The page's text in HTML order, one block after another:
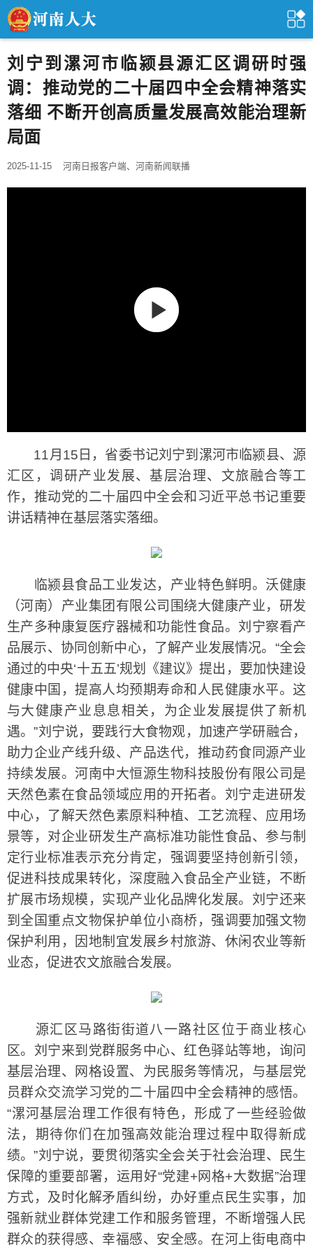
刘宁到漯河市临颍县源汇区调研时强
调：推动党的二十届四中全会精神落实
落细 不断开创高质量发展高效能治理新
局面
2025-11-15 河南日报客户端、河南新闻联播
11月15日，省委书记刘宁到漯河市临颍县、源
汇区，调研产业发展、基层治理、文旅融合等工
作，推动党的二十届四中全会和习近平总书记重要
讲话精神在基层落实落细。
临颍县食品工业发达，产业特色鲜明。沃健康
（河南）产业集团有限公司围绕大健康产业，研发
生产多种康复医疗器械和功能性食品。刘宁察看产
品展示、协同创新中心，了解产业发展情况。“全会
通过的中央‘十五五’规划《建议》提出，要加快建设
健康中国，提高人均预期寿命和人民健康水平。这
与大健康产业息息相关，为企业发展提供了新机
遇。”刘宁说，要践行大食物观，加速产学研融合，
助力企业产线升级、产品迭代，推动药食同源产业
持续发展。河南中大恒源生物科技股份有限公司是
天然色素在食品领域应用的开拓者。刘宁走进研发
中心，了解天然色素原料种植、工艺流程、应用场
景等，对企业研发生产高标准功能性食品、参与制
定行业标准表示充分肯定，强调要坚持创新引领，
促进科技成果转化，深度融入食品全产业链，不断
扩展市场规模，实现产业化品牌化发展。刘宁还来
到全国重点文物保护单位小商桥，强调要加强文物
保护利用，因地制宜发展乡村旅游、休闲农业等新
业态，促进农文旅融合发展。
源汇区马路街街道八一路社区位于商业核心
区。刘宁来到党群服务中心、红色驿站等地，询问
基层治理、网格设置、为民服务等情况，与基层党
员群众交流学习党的二十届四中全会精神的感悟。
“漯河基层治理工作很有特色，形成了一些经验做
法，期待你们在加强高效能治理过程中取得新成
绩。”刘宁说，要贯彻落实全会关于社会治理、民生
保障的重要部署，运用好“党建+网格+大数据”治理
方式，及时化解矛盾纠纷，办好重点民生实事，加
强新就业群体党建工作和服务管理，不断增强人民
群众的获得感、幸福感、安全感。在河上街电商中